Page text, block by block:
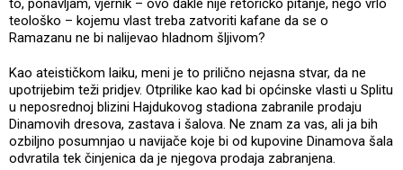
to, ponavljam, vjernik – ovo dakle nije retoričko pitanje, nego vrlo
teološko – kojemu vlast treba zatvoriti kafane da se o
Ramazanu ne bi nalijevao hladnom šljivom?
Kao ateističkom laiku, meni je to prilično nejasna stvar, da ne
upotrijebim teži pridjev. Otprilike kao kad bi općinske vlasti u Splitu
u neposrednoj blizini Hajdukovog stadiona zabranile prodaju
Dinamovih dresova, zastava i šalova. Ne znam za vas, ali ja bih
ozbiljno posumnjao u navijače koje bi od kupovine Dinamova šala
odvratila tek činjenica da je njegova prodaja zabranjena.